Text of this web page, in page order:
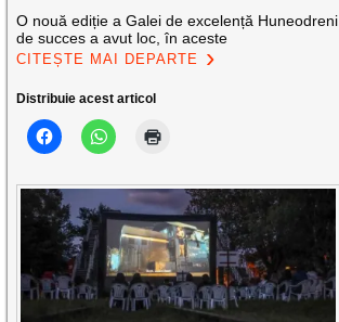
O nouă ediție a Galei de excelență Huneodreni
de succes a avut loc, în aceste
CITEȘTE MAI DEPARTE
Distribuie acest articol